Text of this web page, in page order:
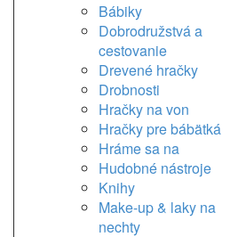
Bábiky
Dobrodružstvá a
cestovanie
Drevené hračky
Drobnosti
Hračky na von
Hračky pre bábätká
Hráme sa na
Hudobné nástroje
Knihy
Make-up & laky na
nechty